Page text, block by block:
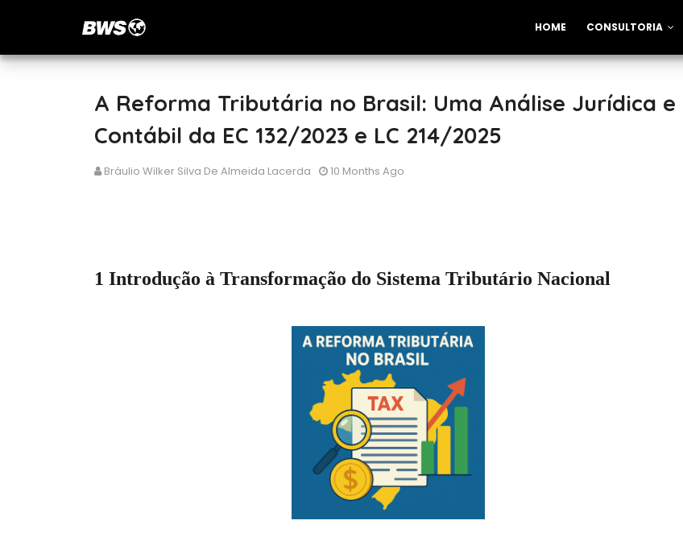
HOME CONSULTORIA
A Reforma Tributária no Brasil: Uma Análise Jurídica e
Contábil da EC 132/2023 e LC 214/2025
Bráulio Wilker Silva De Almeida Lacerda 10 Months Ago
1 Introdução à Transformação do Sistema Tributário Nacional